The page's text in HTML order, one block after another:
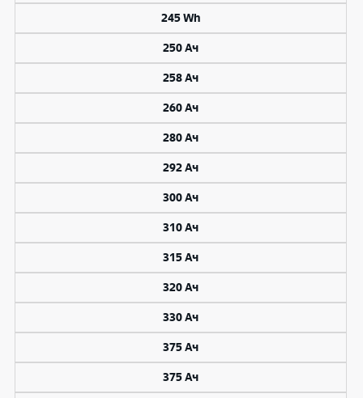
245 Wh
250 Ач
258 Ач
260 Ач
280 Ач
292 Ач
300 Ач
310 Ач
315 Ач
320 Ач
330 Ач
375 Ач
375 Ач